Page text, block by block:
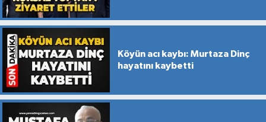
Köyün acı kaybı: Murtaza Dinç
hayatını kaybetti